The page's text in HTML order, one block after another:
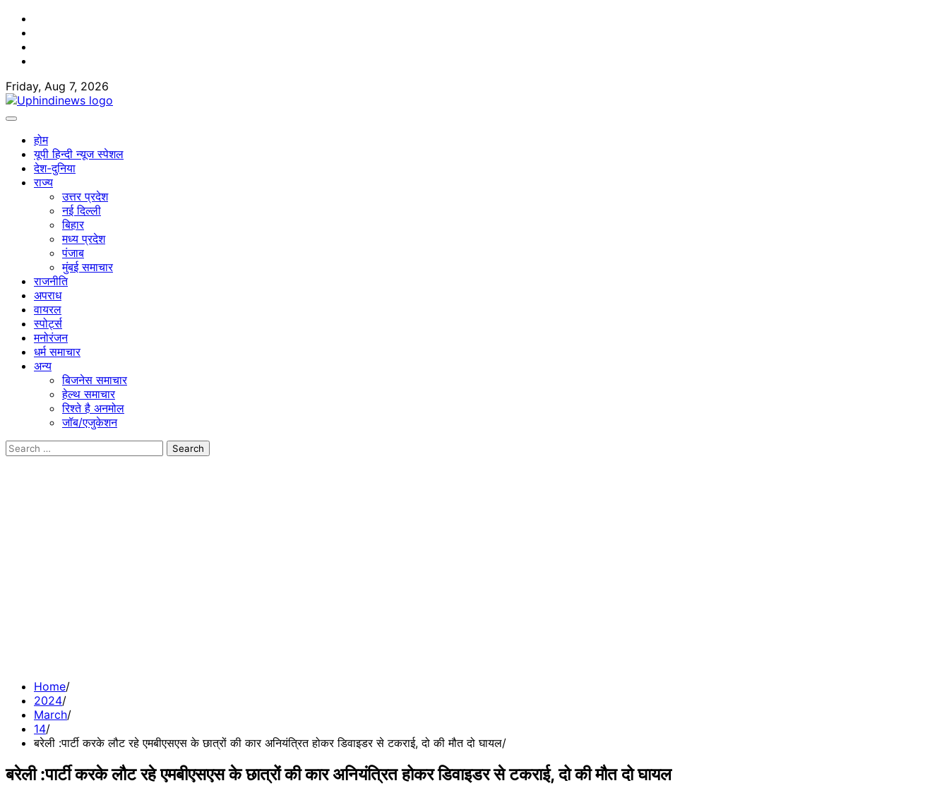
Skip
content
Friday, Aug 7, 2026
होम
यूपी हिन्दी न्यूज स्पेशल
देश-दुनिया
राज्य
उत्तर प्रदेश
नई दिल्ली
बिहार
मध्य प्रदेश
पंजाब
मुंबई समाचार
राजनीति
अपराध
वायरल
स्पोर्ट्स
मनोरंजन
धर्म समाचार
अन्य
बिजनेस समाचार
हेल्थ समाचार
रिश्ते है अनमोल
जॉब/एजुकेशन
Search
Home
2024
March
14
बरेली :पार्टी करके लौट रहे एमबीएसएस के छात्रों की कार अनियंत्रित होकर डिवाइडर से टकराई, दो की मौत दो घायल
बरेली :पार्टी करके लौट रहे एमबीएसएस के छात्रों की कार अनियंत्रित होकर डिवाइडर से टकराई, दो की मौत दो घायल